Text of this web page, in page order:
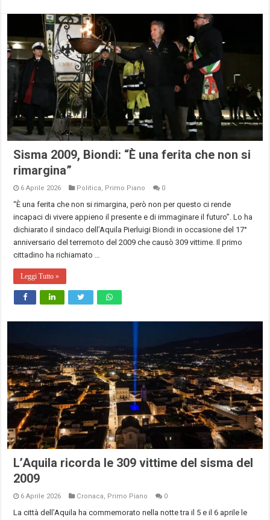
Sisma 2009, Biondi: “È una ferita che non si
rimargina”
6 Aprile 2026 Politica, Primo Piano 0
“È una ferita che non si rimargina, però non per questo ci rende
incapaci di vivere appieno il presente e di immaginare il futuro”. Lo ha
dichiarato il sindaco dell’Aquila Pierluigi Biondi in occasione del 17°
anniversario del terremoto del 2009 che causò 309 vittime. Il primo
cittadino ha richiamato …
Leggi Tutto »
L’Aquila ricorda le 309 vittime del sisma del
2009
6 Aprile 2026 Cronaca, Primo Piano 0
La città dell’Aquila ha commemorato nella notte tra il 5 e il 6 aprile le